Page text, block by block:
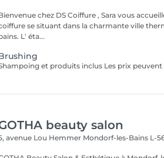
chez DS Coiffure , Sara vous accueille dans son salon de
se situant dans la charmante ville
bains. L' éta...
beauty salon
avenue Lou Hemmer Mondorf-les-Bains L-